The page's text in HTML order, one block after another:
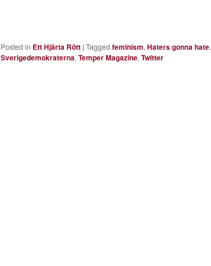
Posted in Ett Hjärta Rött | Tagged feminism, Haters gonna hate,
Sverigedemokraterna, Temper Magazine, Twitter